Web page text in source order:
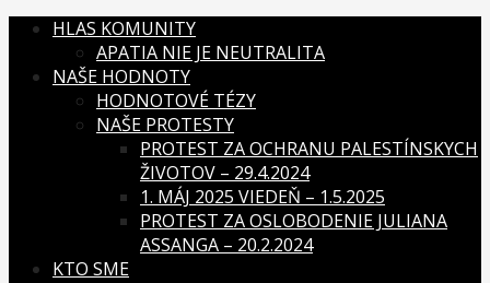
HLAS KOMUNITY
APATIA NIE JE NEUTRALITA
NAŠE HODNOTY
HODNOTOVÉ TÉZY
NAŠE PROTESTY
PROTEST ZA OCHRANU PALESTÍNSKYCH
ŽIVOTOV – 29.4.2024
1. MÁJ 2025 VIEDEŇ – 1.5.2025
PROTEST ZA OSLOBODENIE JULIANA
ASSANGA – 20.2.2024
KTO SME